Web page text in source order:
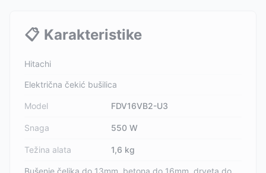
📋 Karakteristike
Hitachi
Električna čekić bušilica
Model FDV16VB2-U3
Snaga 550 W
Težina alata 1,6 kg
Bušenje čelika do 13mm, betona do 16mm, drveta do